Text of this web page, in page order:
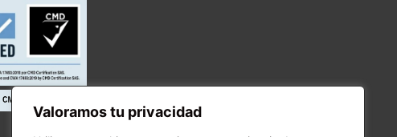
Valoramos tu privacidad